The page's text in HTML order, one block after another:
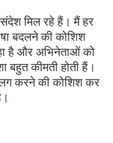
मिल रहे हैं। मैं हर
बदलने की कोशिश
है और अभिनेताओं को
बहुत कीमती होती हैं।
करने की कोशिश कर